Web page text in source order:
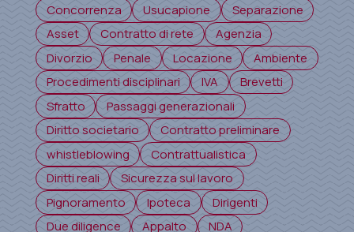
Concorrenza
Usucapione
Separazione
Asset
Contratto di rete
Agenzia
Divorzio
Penale Locazione
Ambiente
Procedimenti disciplinari
IVA
Brevetti
Sfratto
Passaggi generazionali
Diritto societario
Contratto preliminare
whistleblowing
Contrattualistica
Diritti reali
Sicurezza sul lavoro
Pignoramento
Ipoteca
Dirigenti
Due diligence
Appalto
NDA